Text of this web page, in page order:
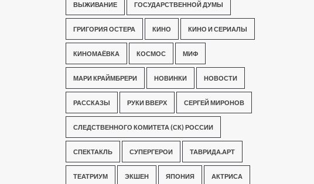
ВЫЖИВАНИЕ ГОСУДАРСТВЕННОЙ ДУМЫ
ГРИГОРИЯ ОСТЕРА КИНО КИНО И СЕРИАЛЫ
КИНОМАЁВКА КОСМОС МИФ
МАРИ КРАЙМБРЕРИ НОВИНКИ НОВОСТИ
РАССКАЗЫ РУКИ ВВЕРХ СЕРГЕЙ МИРОНОВ
СЛЕДСТВЕННОГО КОМИТЕТА (СК) РОССИИ
СПЕКТАКЛЬ СУПЕРГЕРОИ ТАВРИДА.АРТ
ТЕАТРИУМ ЭКШЕН ЯПОНИЯ АКТРИСА